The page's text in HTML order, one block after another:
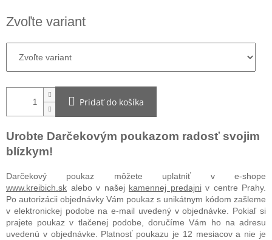
cena:
Zvoľte variant
Pridať do košíka
Urobte Darčekovým poukazom radosť svojim
blízkym!
Darčekový poukaz môžete uplatniť v e-shope
www.kreibich.sk alebo v našej kamennej predajniv centre Prahy.
Po autorizácii objednávky Vám poukaz s unikátnym kódom zašleme
v elektronickej podobe na e-mail uvedený v objednávke. Pokiaľ si
prajete poukaz v tlačenej podobe, doručíme Vám ho na adresu
uvedenú v objednávke. Platnosť poukazu je 12 mesiacov a nie je